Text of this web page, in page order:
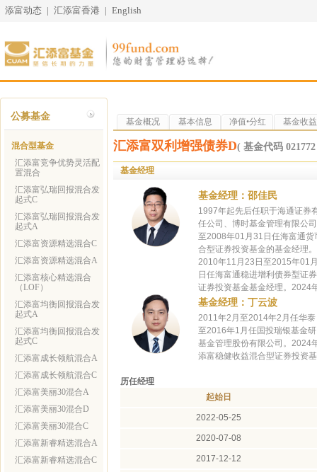
添富动态 | 汇添富香港 | English
公募基金
混合型基金
汇添富竞争优势灵活配
置混合
汇添富弘瑞回报混合发
起式C
汇添富弘瑞回报混合发
起式A
汇添富资源精选混合C
汇添富资源精选混合A
汇添富核心精选混合
（LOF）
汇添富均衡回报混合发
起式A
汇添富均衡回报混合发
起式C
汇添富成长领航混合A
汇添富成长领航混合C
汇添富美丽30混合A
汇添富美丽30混合D
汇添富美丽30混合C
汇添富新睿精选混合A
汇添富新睿精选混合C
基金概况 基本信息 净值•分红 基金收益
汇添富双利增强债券D( 基金代码
基金经理
基金经理：邵佳民
1997年起先后任职于海通证券
任公司、博时基金管理有限公
至2008年01月31日任海富通
合型证券投资基金的基金经理
2010年11月23日至2015年01
日任海富通稳进增利债券型证
证券投资基金基金经理。2024
基金经理：丁云波
2011年2月至2014年2月任华
至2016年1月任国投瑞银基金
基金管理股份有限公司。2024
添富稳健收益混合型证券投资
历任经理
起始日
2022-05-25
2020-07-08
2017-12-12